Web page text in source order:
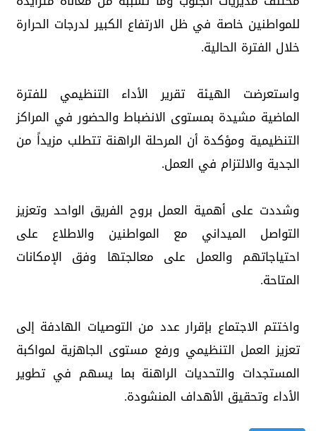
للمواطنين خاصة في ظل الارتفاع الكبير لدرجات الحرارة
خلال الفترة الحالية.
واستعرضت الهيئة تقرير الأداء التنظيمي للفترة
الماضية مشيدة بمستوى الانضباط والحضور في المراكز
التنظيمية ومؤكدة أن المرحلة الراهنة تتطلب مزيداً من
الجدية والالتزام في العمل.
وشددت على أهمية العمل بروح الفريق الواحد وتعزيز
التواصل الميداني مع المواطنين والاطلاع على
احتياجاتهم والعمل على معالجتها وفق الإمكانات
المتاحة.
واختتم الاجتماع بإقرار عدد من التوصيات الهادفة إلى
تعزيز العمل التنظيمي ورفع مستوى الجاهزية لمواكبة
المستجدات والتحديات الراهنة بما يسهم في تطوير
الأداء وتحقيق الأهداف المنشودة.